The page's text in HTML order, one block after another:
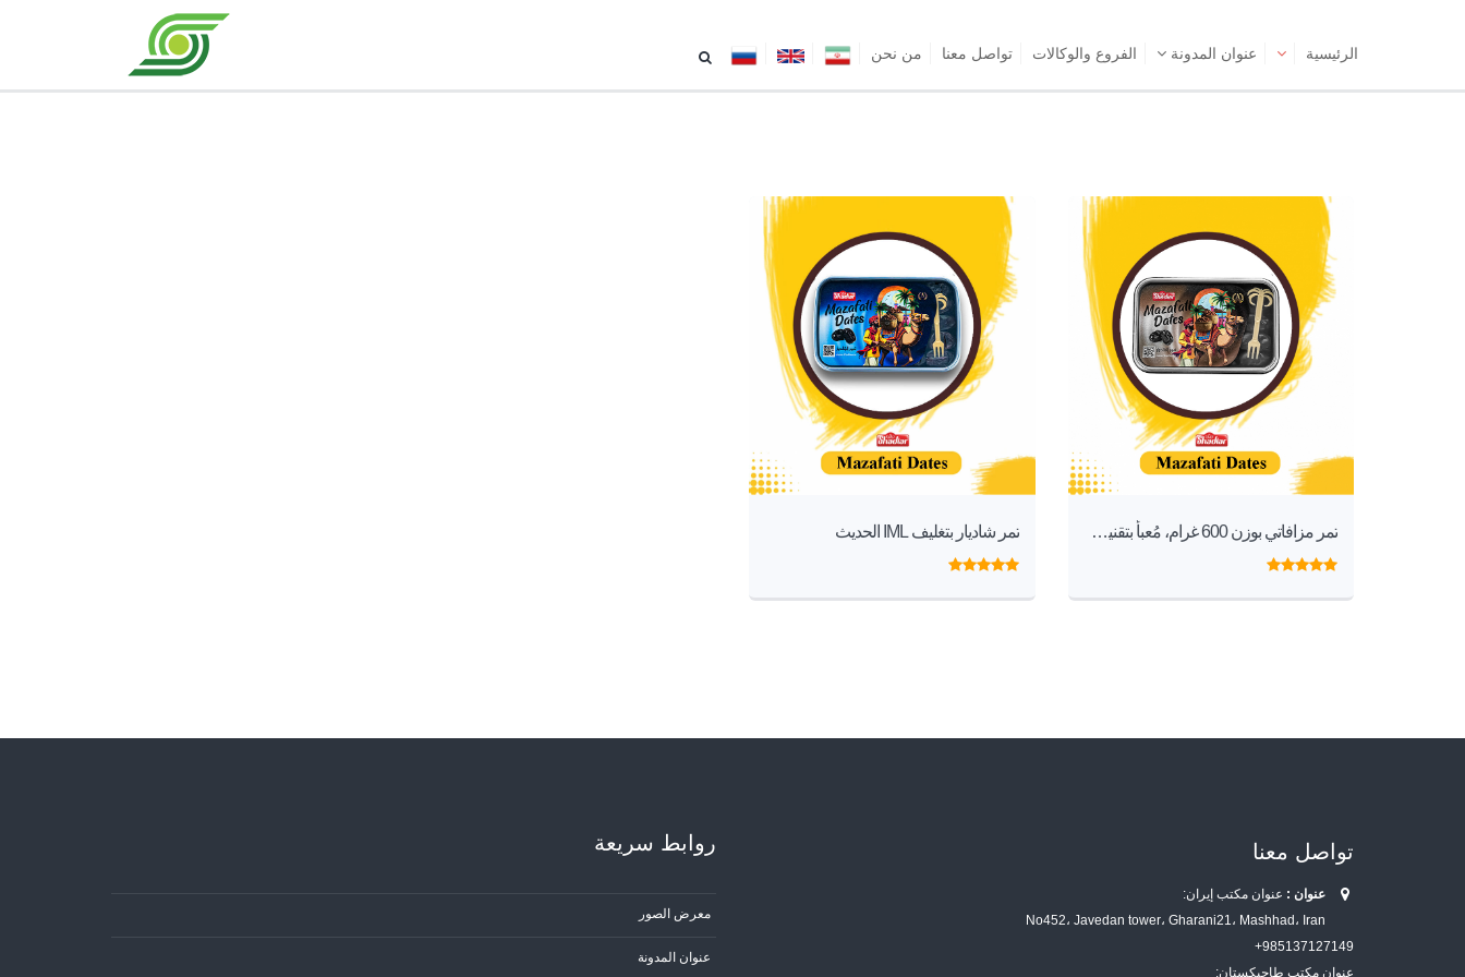
الرئیسیة عنوان المدونة الفروع والوكالات تواصل معنا من نحن
تمر مزافاتي بوزن 600 غرام، مُعبأ بتقنية IML تمر شاديار بتغليف IML الحديث
تواصل معنا
عنوان : عنوان مكتب إيران:
No452، Javedan tower، Gharani21، Mashhad، Iran
985137127149+
عنوان مكتب طاجيكستان:
روابط سریعة
معرض الصور
عنوان المدونة